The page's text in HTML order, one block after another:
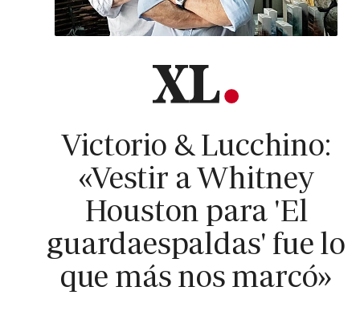
Victorio & Lucchino:
«Vestir a Whitney
Houston para 'El
guardaespaldas' fue lo
que más nos marcó»